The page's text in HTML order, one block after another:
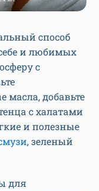
способ
и любимых
с
масла, добавьте
с халатами
и полезные
, зеленый
для